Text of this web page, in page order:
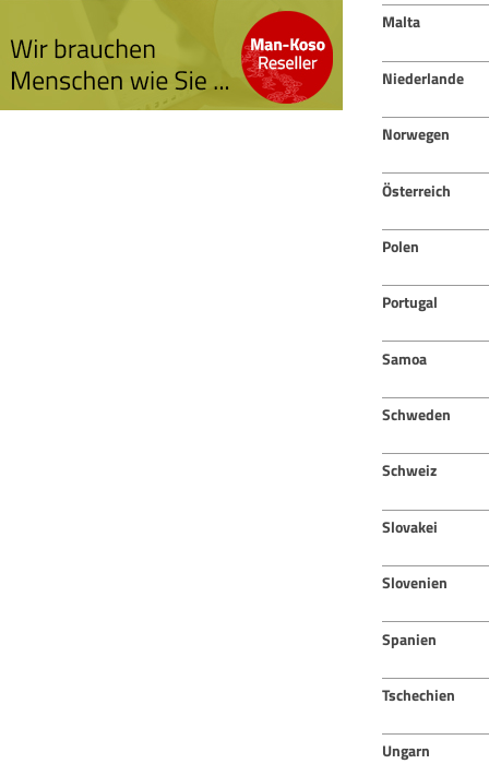
Malta
Niederlande
Norwegen
Österreich
Polen
Portugal
Samoa
Schweden
Schweiz
Slovakei
Slovenien
Spanien
Tschechien
Ungarn